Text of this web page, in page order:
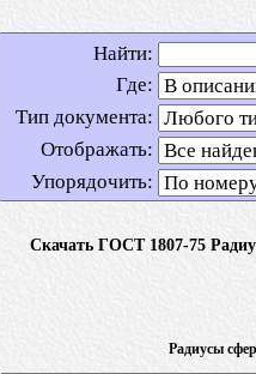
Найти:
Где:
Тип документа:
Отображать:
Упорядочить:
Скачать ГОСТ 1807-75
Радиусы